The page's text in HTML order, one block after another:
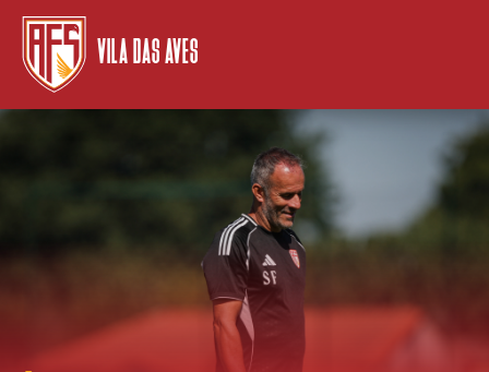
VILA DAS AVES